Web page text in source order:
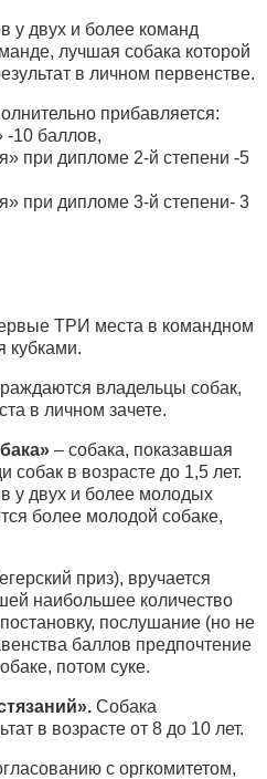
у двух и более команд
лучшая собака которой
в личном первенстве.
прибавляется:
-10 баллов,
при дипломе 2-й степени -5
при дипломе 3-й степени- 3
ТРИ места в командном
кубками.
владельцы собак,
в личном зачете.
– собака, показавшая
собак в возрасте до 1,5 лет.
у двух и более молодых
более молодой собаке,
приз), вручается
наибольшее количество
послушание (но не
баллов предпочтение
потом суке.
Собака
в возрасте от 8 до 10 лет.
с оргкомитетом,